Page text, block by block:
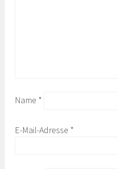
Name *
E-Mail-Adresse *